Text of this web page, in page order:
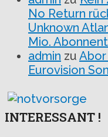
No Return
Unknown
Mio.
admin zu Abor
Eurovision
INTERESSANT !